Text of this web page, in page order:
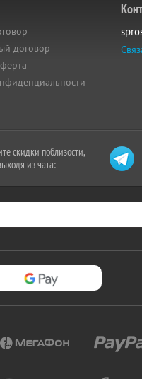
договор
скидки поблизости,
из чата: